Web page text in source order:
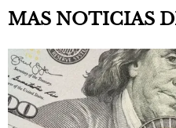
MAS NOTICIAS